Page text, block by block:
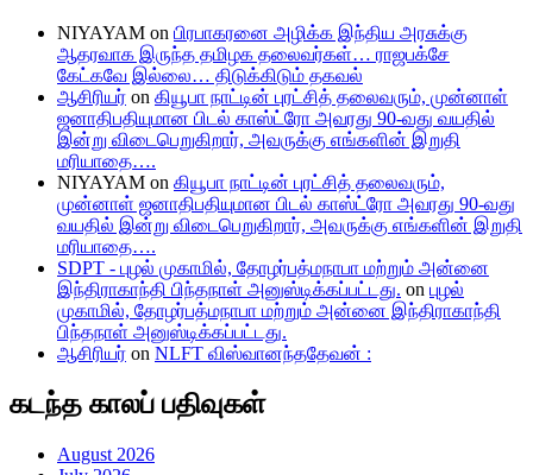
NIYAYAM on பிரபாகரனை அழிக்க இந்திய அரசுக்கு
ஆதரவாக இருந்த தமிழக தலைவர்கள்… ராஜபக்சே
கேட்கவே இல்லை… திடுக்கிடும் தகவல்
ஆசிரியர் on கியூபா நாட்டின் புரட்சித் தலைவரும், முன்னாள்
ஜனாதிபதியுமான பிடல் காஸ்ட்ரோ அவரது 90-வது வயதில்
இன்று விடைபெறுகிறார், அவருக்கு எங்களின் இறுதி
மரியாதை….
NIYAYAM on கியூபா நாட்டின் புரட்சித் தலைவரும்,
முன்னாள் ஜனாதிபதியுமான பிடல் காஸ்ட்ரோ அவரது 90-வது
வயதில் இன்று விடைபெறுகிறார், அவருக்கு எங்களின் இறுதி
மரியாதை….
SDPT - புழல் முகாமில், தோழர்பத்மநாபா மற்றும் அன்னை
இந்திராகாந்தி பிந்தநாள் அனுஸ்டிக்கப்பட்டது. on புழல்
முகாமில், தோழர்பத்மநாபா மற்றும் அன்னை இந்திராகாந்தி
பிந்தநாள் அனுஸ்டிக்கப்பட்டது.
ஆசிரியர் on NLFT விஸ்வானந்ததேவன் :
கடந்த காலப் பதிவுகள்
August 2026